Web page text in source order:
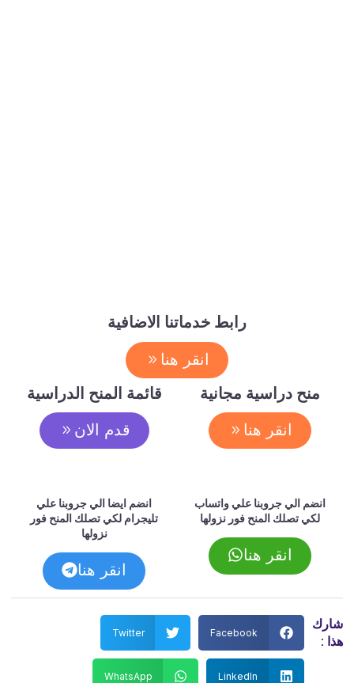
رابط خدماتنا الاضافية
انقر هنا
منح دراسية مجانية
انقر هنا
قائمة المنح الدراسية
قدم الان
انضم الي جروبنا علي واتساب
لكي تصلك المنح فور نزولها
انقر هنا
انضم ايضا الي جروبنا علي
تليجرام لكي تصلك المنح فور
نزولها
انقر هنا
شارك
هذا :
Facebook
Twitter
LinkedIn
WhatsApp